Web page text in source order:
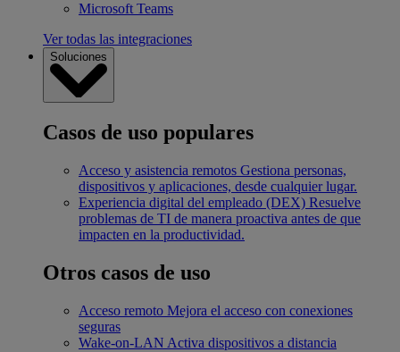
Microsoft Teams
Ver todas las integraciones
Soluciones
Casos de uso populares
Acceso y asistencia remotos Gestiona personas,
dispositivos y aplicaciones, desde cualquier lugar.
Experiencia digital del empleado (DEX) Resuelve
problemas de TI de manera proactiva antes de que
impacten en la productividad.
Otros casos de uso
Acceso remoto Mejora el acceso con conexiones
seguras
Wake-on-LAN Activa dispositivos a distancia